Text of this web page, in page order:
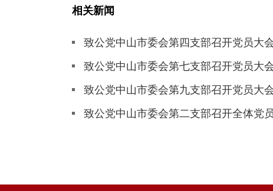
相关新闻
致公党中山市委会第四支部召开党员大
致公党中山市委会第七支部召开党员大
致公党中山市委会第九支部召开党员大
致公党中山市委会第二支部召开全体党